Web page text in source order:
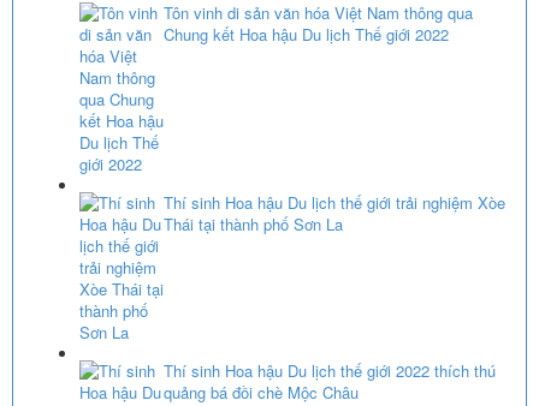
Tôn vinh di sản văn hóa Việt Nam thông qua
Chung kết Hoa hậu Du lịch Thế giới 2022
Thí sinh Hoa hậu Du lịch thế giới trải nghiệm Xòe
Thái tại thành phố Sơn La
Thí sinh Hoa hậu Du lịch thế giới 2022 thích thú
quảng bá đồi chè Mộc Châu